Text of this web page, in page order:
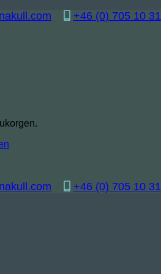
+46 (0) 705 10
+46 (0) 705 10